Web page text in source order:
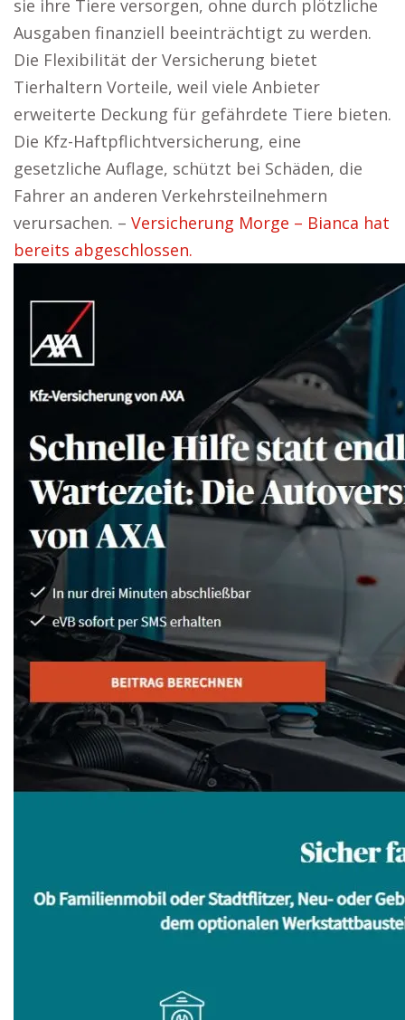
sie ihre Tiere versorgen, ohne durch plötzliche
Ausgaben finanziell beeinträchtigt zu werden.
Die Flexibilität der Versicherung bietet
Tierhaltern Vorteile, weil viele Anbieter
erweiterte Deckung für gefährdete Tiere bieten.
Die Kfz-Haftpflichtversicherung, eine
gesetzliche Auflage, schützt bei Schäden, die
Fahrer an anderen Verkehrsteilnehmern
verursachen. – Versicherung Morge – Bianca hat
bereits abgeschlossen.